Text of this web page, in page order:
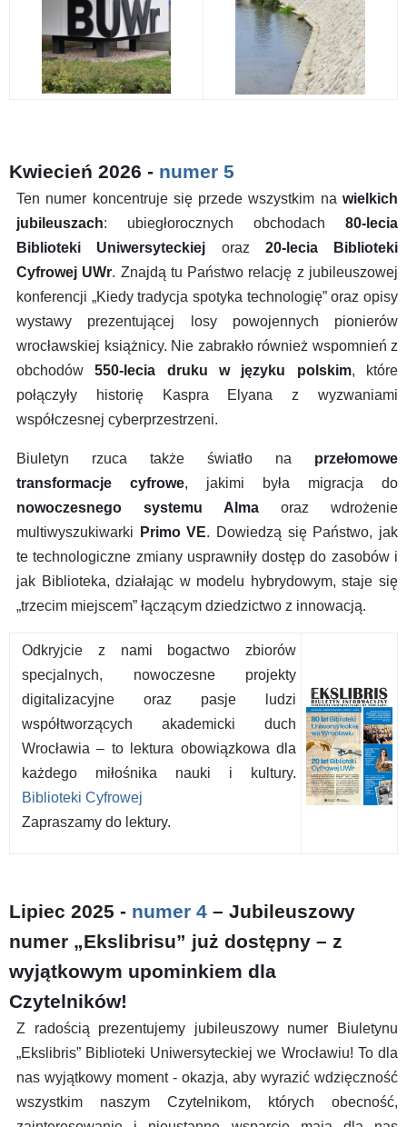
Kwiecień 2026 - numer 5
Ten numer koncentruje się przede wszystkim na wielkich
jubileuszach: ubiegłorocznych obchodach 80-lecia
Biblioteki Uniwersyteckiej oraz 20-lecia Biblioteki
Cyfrowej UWr. Znajdą tu Państwo relację z jubileuszowej
konferencji „Kiedy tradycja spotyka technologię” oraz opisy
wystawy prezentującej losy powojennych pionierów
wrocławskiej książnicy. Nie zabrakło również wspomnień z
obchodów550-lecia druku w języku polskim, które
połączyły historię Kaspra Elyana z wyzwaniami
współczesnej cyberprzestrzeni.
Biuletyn rzuca także światło na przełomowe
transformacje cyfrowe, jakimi była migracja do
nowoczesnego systemu Alma oraz wdrożenie
multiwyszukiwarki
Primo VE. Dowiedzą się Państwo, jak
te technologiczne zmiany usprawniły dostęp do zasobów i
jak Biblioteka, działając w modelu hybrydowym, staje się
„trzecim miejscem” łączącym dziedzictwo z innowacją.
Odkryjcie z nami bogactwo zbiorów
specjalnych, nowoczesne projekty
digitalizacyjne oraz pasje ludzi
współtworzących akademicki duch
Wrocławia – to lektura obowiązkowa dla
każdego miłośnika nauki i kultury.
Biblioteki Cyfrowej
Zapraszamy do lektury.
Lipiec 2025 - numer 4 – Jubileuszowy
numer „Ekslibrisu” już dostępny – z
wyjątkowym upominkiem dla
Czytelników!
Z radością prezentujemy jubileuszowy numer Biuletynu
„Ekslibris” Biblioteki Uniwersyteckiej we Wrocławiu! To dla
nas wyjątkowy moment - okazja, aby wyrazić wdzięczność
wszystkim naszym Czytelnikom, których obecność,